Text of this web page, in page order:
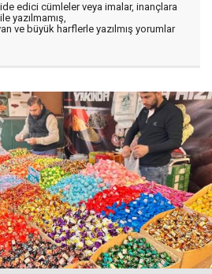
edici cümleler veya imalar, inançlara
yazılmamış,
ve büyük harflerle yazılmış yorumlar